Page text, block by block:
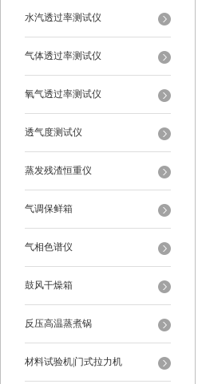
水汽透过率测试仪
气体透过率测试仪
氧气透过率测试仪
透气度测试仪
蒸发残渣恒重仪
气调保鲜箱
气相色谱仪
鼓风干燥箱
反压高温蒸煮锅
材料试验机|门式拉力机